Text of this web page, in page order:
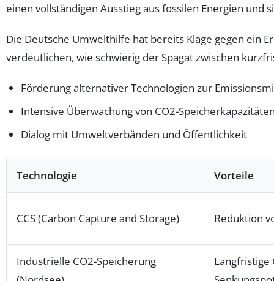
einen vollständigen Ausstieg aus fossilen Energien und
Die Deutsche Umwelthilfe hat bereits Klage gegen ein
verdeutlichen, wie schwierig der Spagat zwischen
Förderung alternativer Technologien zur
Intensive Überwachung von CO2-
Dialog mit Umweltverbänden und Öffentlichkeit
Technologie Vorteile
CCS (Carbon Capture and Storage) Reduktion
Industrielle CO2-Speicherung
Langfristige